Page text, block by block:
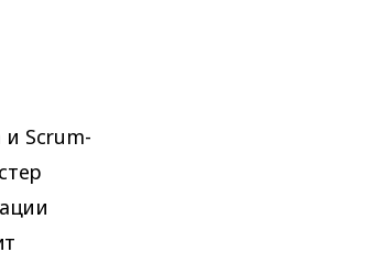
Scrum-